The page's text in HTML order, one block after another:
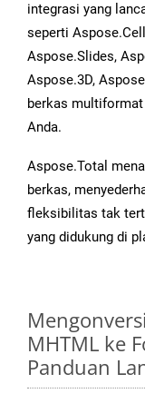
integrasi yang
seperti
Aspose.Slides,
Aspose.3D,
berkas
Anda.
Aspose.Total
berkas,
fleksibilitas tak
yang didukung di
MHTML ke
Panduan